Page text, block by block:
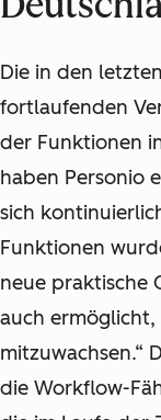
Die in den
fortlaufenden
der Funktionen
haben Personio
sich
Funktionen
neue praktische
auch ermöglicht,
mitzuwachsen.“
die Workflow-